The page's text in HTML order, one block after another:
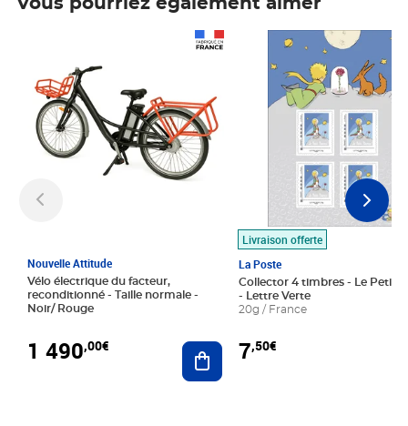
Vous pourriez également aimer
Nouvelle Attitude
Vélo électrique du facteur,
reconditionné - Taille normale -
Noir/ Rouge
1 490,00€ Ajouter au panier
Livraison offerte
La Poste
Collector 4 timbres - Le Petit
- Lettre Verte
20g / France
7,50€
Prix 7,50€